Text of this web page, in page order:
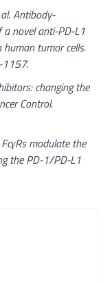
Antibody-
a novel anti-PD-L1
tumor cells.
1157.
changing the
Control.
modulate the
the PD-1/PD-L1